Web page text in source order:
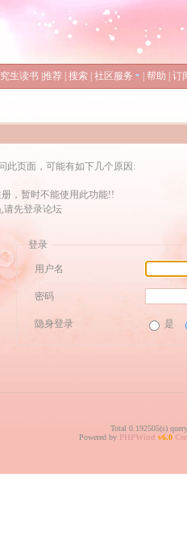
生读书 推荐 搜索 社区服务 帮助 订
此页面，可能有如下几个原因:
，暂时不能使用此功能!!
请先登录论坛
登录
用户名
密码
隐身登录 是
Total 0.192505(s)
Powered by PHPWind v6.0